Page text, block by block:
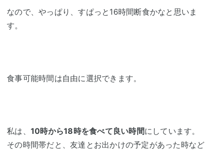
なので、やっぱり、すぱっと16時間断食かなと思いま
す。
食事可能時間は自由に選択できます。
私は、 10時から18時を食べて良い時間にしています。
その時間帯だと、友達とお出かけの予定があった時など